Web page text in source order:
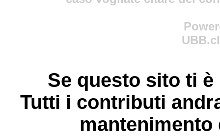
Se questo sito ti
Tutti i contributi